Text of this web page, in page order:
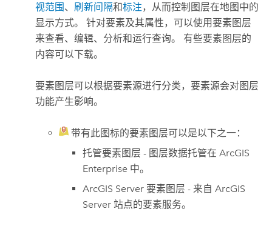
视范围、 刷新间隔和标注，从而控制图层在地图中的
显示方式。 针对要素及其属性，可以使用要素图层
来查看、编辑、分析和运行查询。 有些要素图层的
内容可以下载。
要素图层可以根据要素源进行分类，要素源会对图层
功能产生影响。
带有此图标的要素图层可以是以下之一：
托管要素图层 - 图层数据托管在 ArcGIS
Enterprise中。
ArcGIS Server要素图层 - 来自 ArcGIS
Server站点的要素服务。